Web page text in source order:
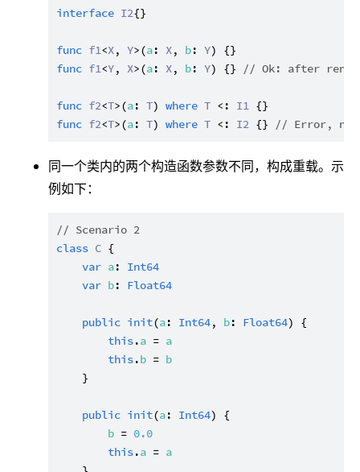
interface I2{}
func f1<X, Y>(a: X, b: Y
func f1<Y, X>(a: X, b: Y) {} // Ok: after
func f2<T>(a: T) where T <: I1
func f2<T>(a: T) where T <: I2 {} // Error, not
同一个类内的两个构造函数参数不同，构成重载。示
例如下：
// Scenario 2
class C {
var a: Int64
var b: Float64
public init(a: Int64, b: Float64) {
this.a = a
this.b = b
    }
public init(a: Int64) {
b = 0.0
this.a = a